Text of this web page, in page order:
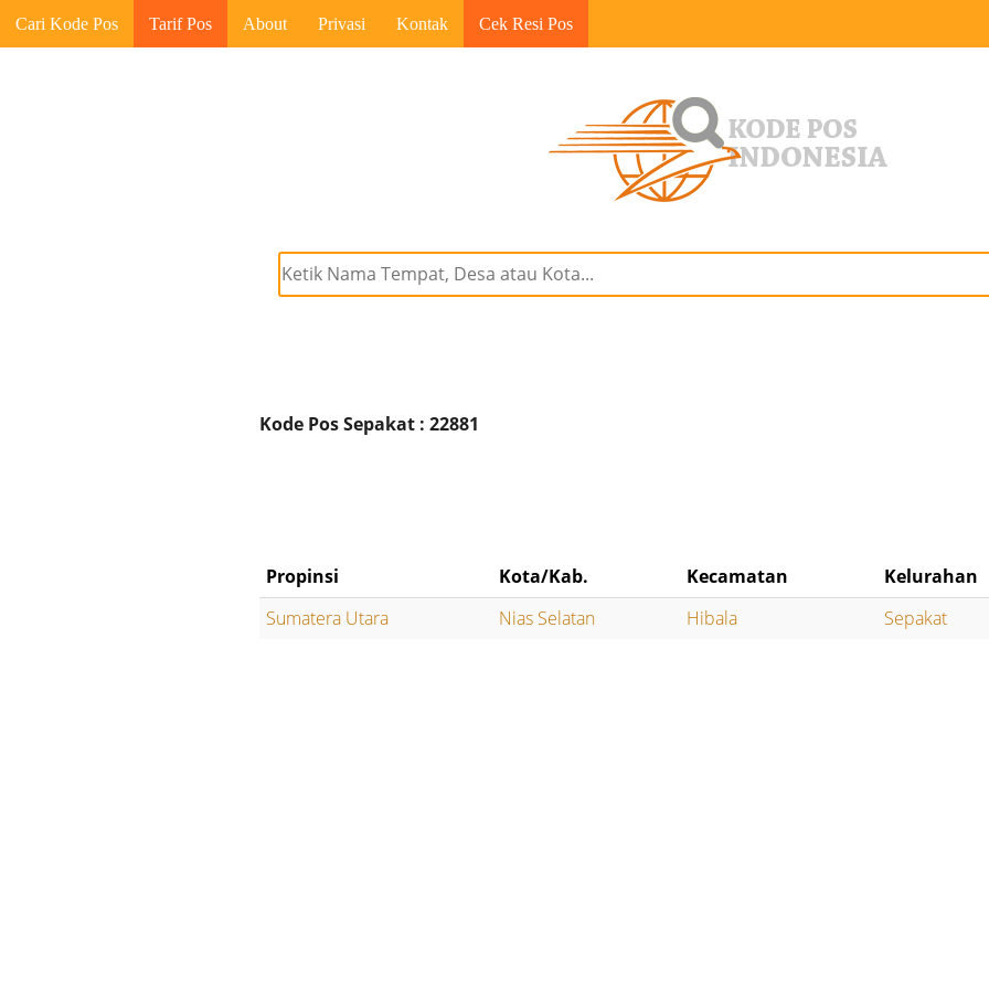
Cari Kode Pos Tarif Pos About Privasi Kontak Cek Resi Pos
Kode Pos Sepakat : 22881
Propinsi Kota/Kab. Kecamatan
Kelurahan
Sumatera Utara
Nias Selatan Hibala Sepakat